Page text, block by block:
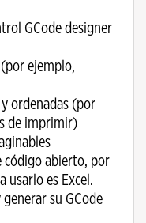
GCode designer
ejemplo,
ordenadas (por
de imprimir)
código abierto, por
usarlo es Excel.
su GCode